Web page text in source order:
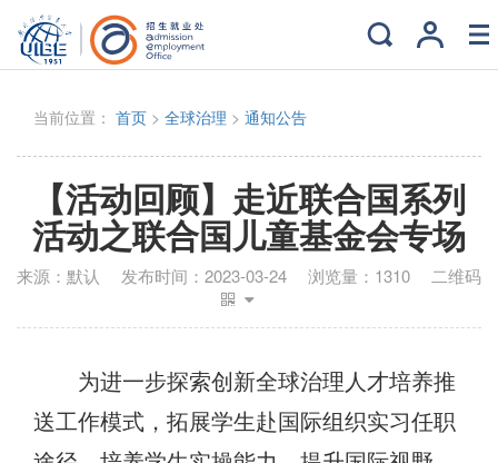
当前位置： 首页 > 全球治理 > 通知公告
【活动回顾】走近联合国系列
活动之联合国儿童基金会专场
来源： 默认 发布时间： 2023-03-24 浏览量： 1310 二维码
为进一步探索创新全球治理人才培养推
送工作模式，拓展学生赴国际组织实习任职